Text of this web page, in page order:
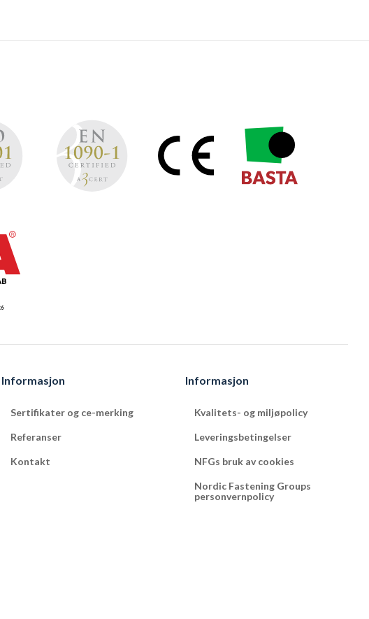
Informasjon
Sertifikater og ce-merking
Referanser
Kontakt
Informasjon
Kvalitets- og miljøpolicy
Leveringsbetingelser
NFGs bruk av cookies
Nordic Fastening Groups
personvernpolicy